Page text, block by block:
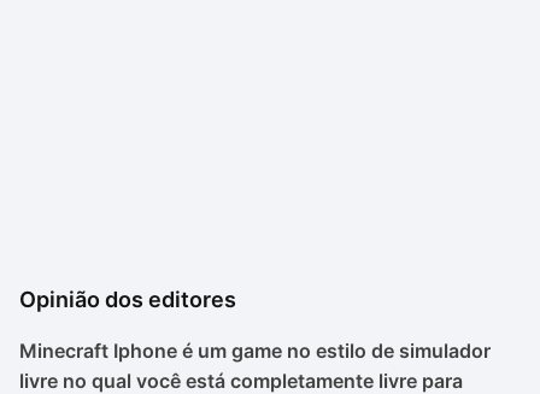
Opinião dos editores
Minecraft Iphone é um game no estilo de simulador
livre no qual você está completamente livre para